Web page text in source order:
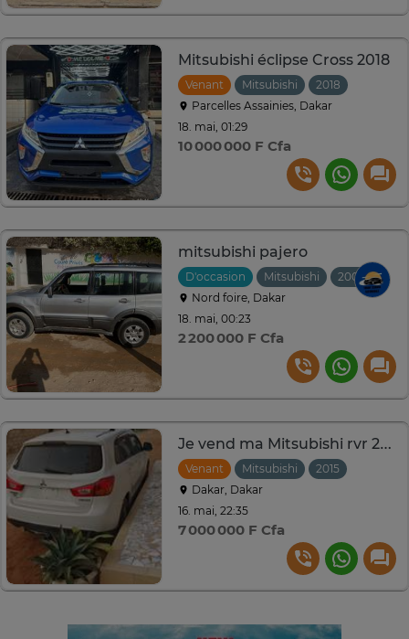
Mitsubishi éclipse Cross 2018
Venant Mitsubishi 2018
Parcelles Assainies, Dakar
18. mai, 01:29
10 000 000 F Cfa
mitsubishi pajero
D'occasion Mitsubishi 2006
Nord foire, Dakar
18. mai, 00:23
2 200 000 F Cfa
Je vend ma Mitsubishi rvr 2015 automatique essence
Venant Mitsubishi 2015
Dakar, Dakar
16. mai, 22:35
7 000 000 F Cfa